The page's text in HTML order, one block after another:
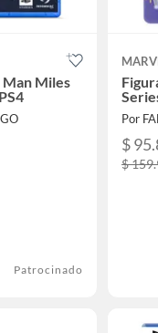
Miles
Patrocinado
Por
$
$